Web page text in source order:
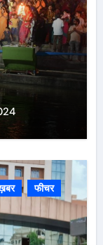
फीचर